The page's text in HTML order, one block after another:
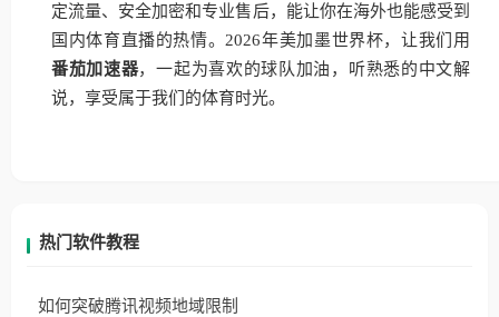
定流量、安全加密和专业售后，能让你在海外也能感受到
国内体育直播的热情。2026年美加墨世界杯，让我们用
番茄加速器，一起为喜欢的球队加油，听熟悉的中文解
说，享受属于我们的体育时光。
热门软件教程
如何突破腾讯视频地域限制